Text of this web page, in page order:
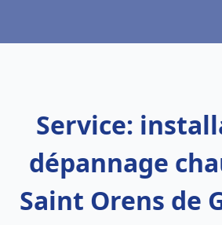
Service:
dépannage
Saint Orens de